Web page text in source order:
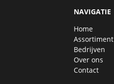
NAVIGATIE
Home
Assortiment
Bedrijven
Over ons
Contact